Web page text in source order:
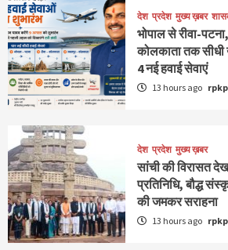
देश प्रदेश मुख्य ख़बर
भोपाल से रीवा-
कोलकाता तक सीधी
4 नई हवाई सेवाएं
13 hours ago
देश प्रदेश मुख्य ख़बर
सांची की विरासत
प्रतिनिधि, बौद्ध
की जमकर सराहना
13 hours ago